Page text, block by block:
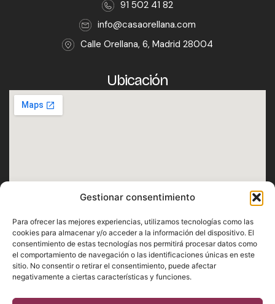
Gestionar consentimiento
Para ofrecer las mejores experiencias, utilizamos tecnologías como las
cookies para almacenar y/o acceder a la información del dispositivo. El
consentimiento de estas tecnologías nos permitirá procesar datos como
el comportamiento de navegación o las identificaciones únicas en este
sitio. No consentir o retirar el consentimiento, puede afectar
negativamente a ciertas características y funciones.
91 502 41 82
info@casaorellana.com
Calle Orellana, 6, Madrid 28004
Ubicación
Horario
Lunes · Martes · Miércoles · Jueves · Domingo
De 12:30h a 1h
Viernes · Sábado
De 12:30h a 2h